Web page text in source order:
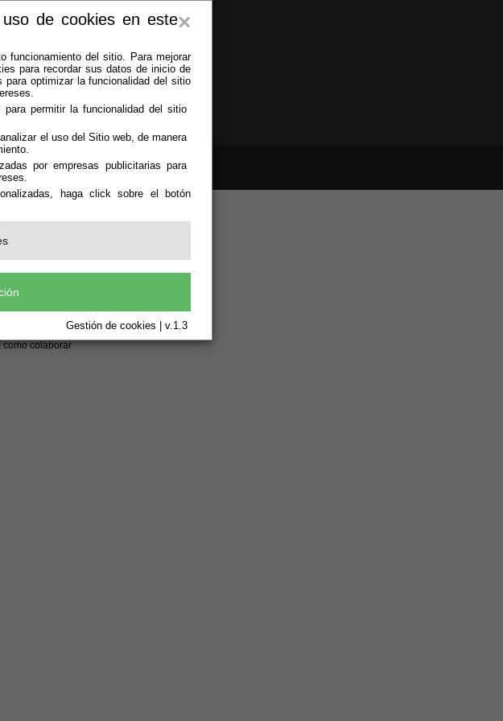
×
de cookies en este
funcionamiento del sitio. Para mejorar
para recordar sus datos de inicio de
optimizar la funcionalidad del sitio
permitir la funcionalidad del sitio
el uso del Sitio web, de manera
por empresas publicitarias para
haga click sobre el botón
Gestión de cookies | v.1.3
CONTACTAR
para el
como colaborar